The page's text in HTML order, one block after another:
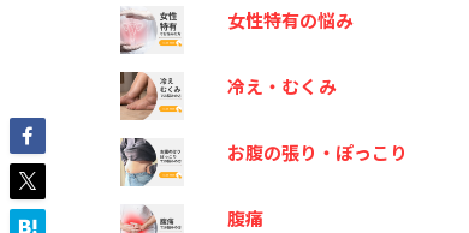
女性特有の悩み
冷え・むくみ
お腹の張り・ぽっこり
腹痛